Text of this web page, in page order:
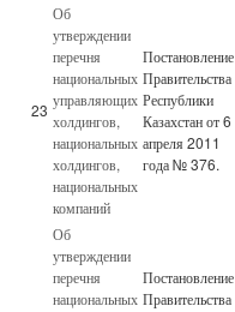
23
Об
утверждении
перечня
национальных
управляющих
холдингов,
национальных
холдингов,
национальных
компаний
Постановление
Правительства
Республики
Казахстан от 6
апреля 2011
года № 376.
Об
утверждении
перечня
национальных
Постановление
Правительства